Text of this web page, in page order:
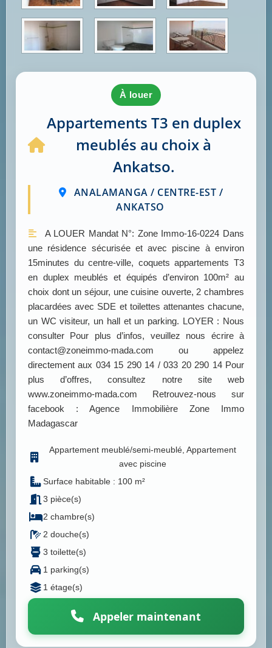
à louer
Appartements T3 en duplex
meublés au choix à
Ankatso.
ANALAMANGA / CENTRE-EST /
ANKATSO
A LOUER Mandat N°: Zone Immo-16-0224 Dans
une résidence sécurisée et avec piscine à environ
15minutes du centre-ville, coquets appartements T3
en duplex meublés et équipés d’environ 100m² au
choix dont un séjour, une cuisine ouverte, 2 chambres
placardées avec SDE et toilettes attenantes chacune,
un WC visiteur, un hall et un parking. LOYER : Nous
consulter Pour plus d’infos, veuillez nous écrire à
contact@zoneimmo-mada.com ou appelez
directement aux 034 15 290 14 / 033 20 290 14 Pour
plus d’offres, consultez notre site web
www.zoneimmo-mada.com Retrouvez-nous sur
facebook : Agence Immobilière Zone Immo
Madagascar
Appartement meublé/semi-meublé, Appartement
avec piscine
Surface habitable : 100 m²
3 pièce(s)
2 chambre(s)
2 douche(s)
3 toilette(s)
1 parking(s)
1 étage(s)
Appeler maintenant